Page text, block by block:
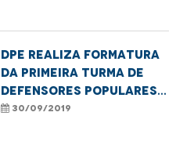
DPE realiza formatura
da primeira turma de
defensores populares
do Maranhão
30/09/2019